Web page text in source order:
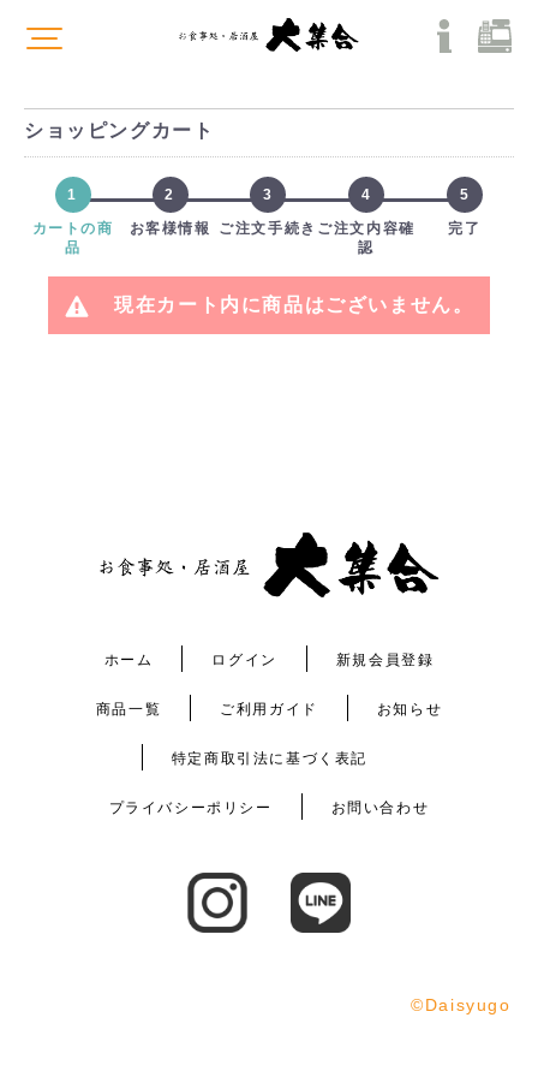
ショッピングカート
1
カートの商
品
2
お客様情報
3
ご注文手続き
4
ご注文内容確
認
5
完了
現在カート内に商品はございません。
ホーム ログイン 新規会員登録
商品一覧 ご利用ガイド お知らせ
特定商取引法に基づく表記
プライバシーポリシー お問い合わせ
©︎Daisyugo